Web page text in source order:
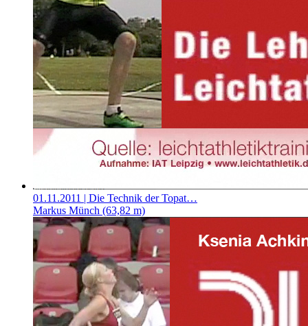
01.11.2011 | Die Technik der Topat…
Markus Münch (63,82 m)